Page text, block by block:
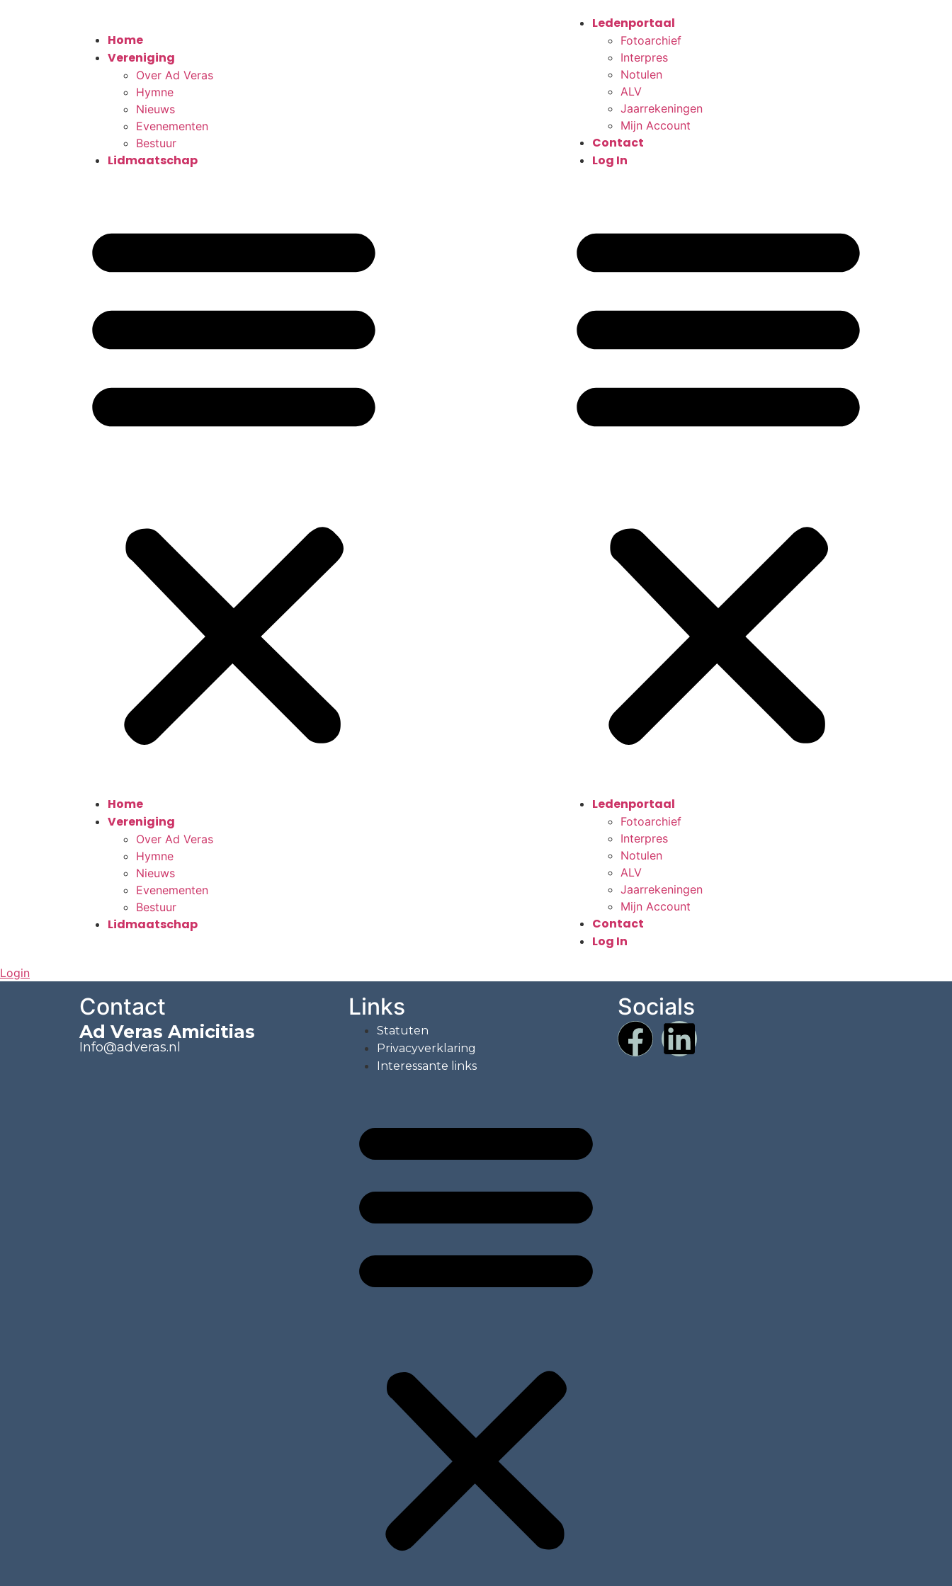
Home
Vereniging
Over Ad Veras
Hymne
Nieuws
Evenementen
Bestuur
Lidmaatschap
Home
Vereniging
Over Ad Veras
Hymne
Nieuws
Evenementen
Bestuur
Lidmaatschap
Ledenportaal
Fotoarchief
Interpres
Notulen
ALV
Jaarrekeningen
Mijn Account
Contact
Log In
Ledenportaal
Fotoarchief
Interpres
Notulen
ALV
Jaarrekeningen
Mijn Account
Contact
Log In
Login
Contact
Ad Veras Amicitias
Info@adveras.nl
Links
Statuten
Privacyverklaring
Interessante links
Socials